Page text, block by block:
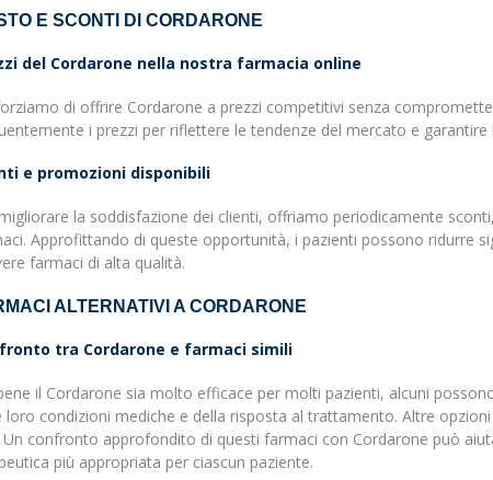
E SCONTI DI CORDARONE
del Cordarone nella nostra farmacia online
di offrire Cordarone a prezzi competitivi senza
i prezzi per riflettere le tendenze del mercato e garantire
e promozioni disponibili
la soddisfazione dei clienti, offriamo periodicamente
Approfittando di queste opportunità, i pazienti possono ridurre
farmaci di alta qualità.
ALTERNATIVI A CORDARONE
tra Cordarone e farmaci simili
il Cordarone sia molto efficace per molti pazienti, alcuni
loro condizioni mediche e della risposta al trattamento. Altre
Un confronto approfondito di questi farmaci con Cordarone può
più appropriata per ciascun paziente.